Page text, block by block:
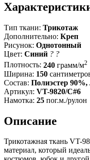
Тип ткани: Трикотаж
Дополнительно: Креп
Рисунок: Однотонный
Цвет: Синий ? ?
Плотность: 240 грамм/м2
Ширина: 150
Состав: Полиэстер
Артикул: VT-9820/C#6
Намотка: 25 пог.м./рулон
Описание
Трикотажная ткань VT-
материал, который